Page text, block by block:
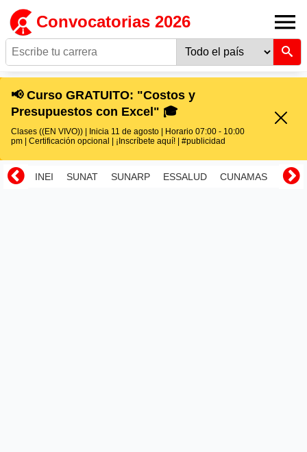
Convocatorias 2026
📢 Curso GRATUITO: "Costos y
Presupuestos con Excel" 🎓
Clases ((EN VIVO)) | Inicia 11 de agosto | Horario 07:00 - 10:00
pm | Certificación opcional | ¡Inscríbete aquí! | #publicidad
INEI SUNAT SUNARP ESSALUD CUNAMAS